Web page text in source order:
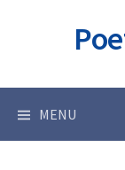
MENU